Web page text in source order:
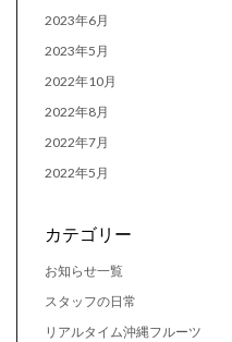
2023年6月
2023年5月
2022年10月
2022年8月
2022年7月
2022年5月
カテゴリー
お知らせ一覧
スタッフの日常
リアルタイム沖縄フルーツ